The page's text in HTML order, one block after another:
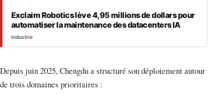
Exclaim Robotics lève 4,95 millions de dollars pour
automatiser la maintenance des datacenters IA
Industrie
Depuis juin 2025, Chengdu a structuré son déploiement autour
de trois domaines prioritaires :